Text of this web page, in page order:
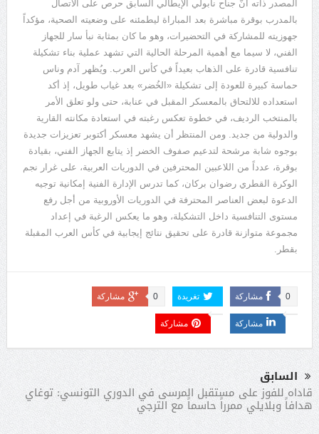
المصدر ذاته أنّ جناح نابولي الإيطالي السابق حرص على الاتصال
بالمدرب بوقرة مباشرة بعد المباراة ليطمئنه على وضعيته الصحية، مؤكداً
جهوزيته للمشاركة في التحضيرات، وهو ما كان بمثابة نبأ سار للجهاز
الفني، لا سيما مع أهمية المرحلة الحالية التي تشهد عملية بناء تشكيلة
تنافسية قادرة على الذهاب بعيداً في كأس العرب ويُظهر آدم وناس
حماسة كبيرة للعودة إلى تشكيلة «الخُضر » بعد غياب طويل، إذ أكد
استعداده للالتحاق بالمعسكر المقبل في عنابة، حتى ولو تعلق الأمر
بالمنتخب الرديف، في خطوة تعكس رغبته في استعادة مكانته القارية
والدولية من جديد ومن المنتظر أن يشهد معسكر أكتوبر تعزيزات جديدة
بوجوه شابة مرشحة لتدعيم صفوف الخضر إذ يتابع الجهاز الفني، بقيادة
بوقرة، عدداً من اللاعبين المحترفين في الدوريات العربية، على غرار نجم
الوكرة القطري رضوان بركان، كما تدرس الإدارة الفنية إمكانية توجيه
الدعوة لبعض العناصر المحترفة في الدوريات الأوروبية من أجل رفع
مستوى التنافسية داخل التشكيلة، وهو ما يعكس الرغبة في إعداد
مجموعة متوازنة قادرة على تحقيق نتائج إيجابية في كأس العرب المقبلة
بقطر
مشاركة 0 تغريدة مشاركة 0
مشاركة مشاركة
السابق
قاداه للفوز على مستقبل المرسى في الدوري التونسي: توغاي
هدافاً وبلايلي ممرراً حاسماً مع الترجي